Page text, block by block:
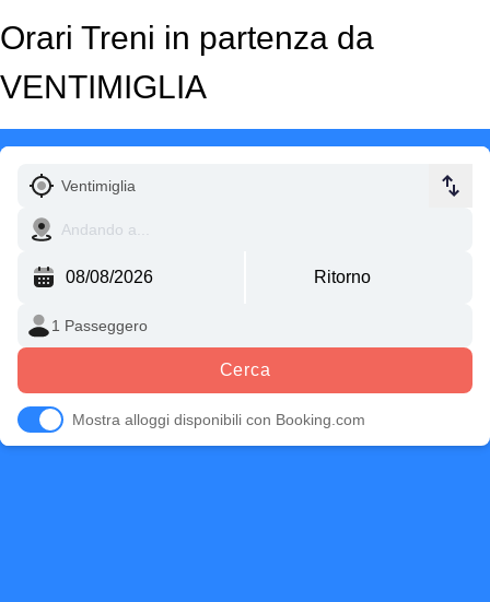
Orari Treni in partenza da
VENTIMIGLIA
Cerca
Mostra alloggi disponibili con Booking.com